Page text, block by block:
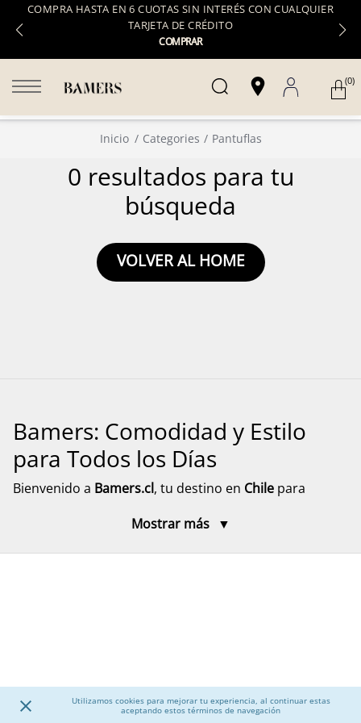
COMPRA HASTA EN 6 CUOTAS SIN INTERÉS CON CUALQUIER
TARJETA DE CRÉDITO
COMPRAR
Utilizamos cookies para mejorar tu experiencia, al continuar estas
aceptando estos términos de navegación
(0)
Inicio Categories Pantuflas
0 resultados para tu
búsqueda
VOLVER AL HOME
Bamers: Comodidad y Estilo
para Todos los Días
Bienvenido a Bamers.cl, tu destino en Chile para
toda la familia. Aquí encontrarás modelos pensados
Calzado para Mujer
Descubre una amplia selección decalzado para mujer
Mostrar más